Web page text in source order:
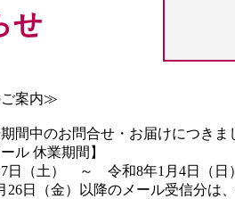
せ
案内≫
間中のお問合せ・お届けにつきま
ル 休業期間】
日（土） ～ 令和8年1月4日（日）
26日（金）以降のメール受信分は